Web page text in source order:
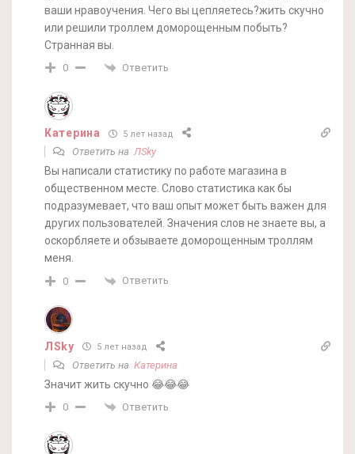
ваши нравоучения. Чего вы цепляетесь?жить скучно
или решили троллем доморощенным побыть?
Странная вы.
0 Ответить
Катерина 5 лет назад
Ответить наЛSky
Вы написали статистику по работе магазина в
общественном месте. Слово статистика как бы
подразумевает, что ваш опыт может быть важен для
других пользователей. Значения слов не знаете вы, а
оскорбляете и обзываете доморощенным троллям
меня.
0 Ответить
ЛSky 5 лет назад
Ответить на Катерина
Значит жить скучно 😂😂😂
0 Ответить